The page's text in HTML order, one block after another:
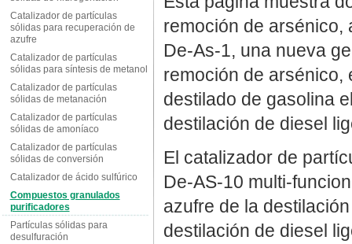
Catalizador de partículas
sólidas para recuperación de
azufre
Catalizador de partículas
sólidas para síntesis de metanol
Catalizador de partículas
sólidas de metanación
Catalizador de partículas
sólidas de amoníaco
Catalizador de partículas
sólidas de conversión
Catalizador de ácido sulfúrico
Compuestos granulados
purificadores
Partículas sólidas para
desulfuración
remoción de arsénico,
De-As-1, una nueva
remoción de arsénico,
destilado de gasolina
destilación de diesel
El catalizador de
De-AS-10 multi-
azufre de la
destilación de diesel